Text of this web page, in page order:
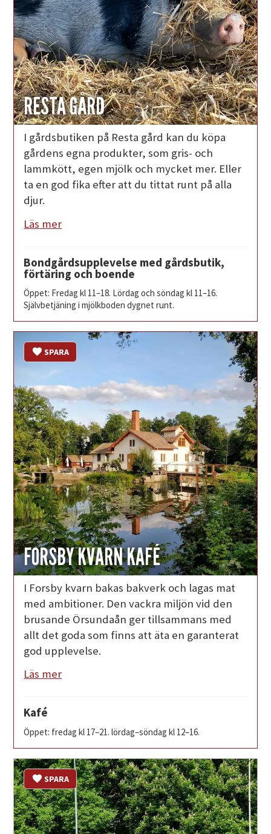
RESTA GÅRD
I gårdsbutiken på Resta gård kan du köpa
gårdens egna produkter, som gris- och
lammkött, egen mjölk och mycket mer. Eller
ta en god fika efter att du tittat runt på alla
djur.
Läs mer
Bondgårdsupplevelse med gårdsbutik,
förtäring och boende
Öppet: Fredag kl 11–18. Lördag och söndag kl 11–16.
Självbetjäning i mjölkboden dygnet runt.
FORSBY KVARN KAFÉ
SPARA
I Forsby kvarn bakas bakverk och lagas mat
med ambitioner. Den vackra miljön vid den
brusande Örsundaån ger tillsammans med
allt det goda som finns att äta en garanterat
god upplevelse.
Läs mer
Kafé
Öppet: fredag kl 17–21. lördag–söndag kl 12–16.
SPARA